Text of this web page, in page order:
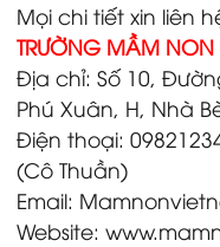
Mọi chi tiết xin liên
TRƯỜNG MẦM NON
Địa chỉ: Số 10,
Phú Xuân, H, Nhà
Điện thoại:
(Cô Thuần)
Email:
Website: